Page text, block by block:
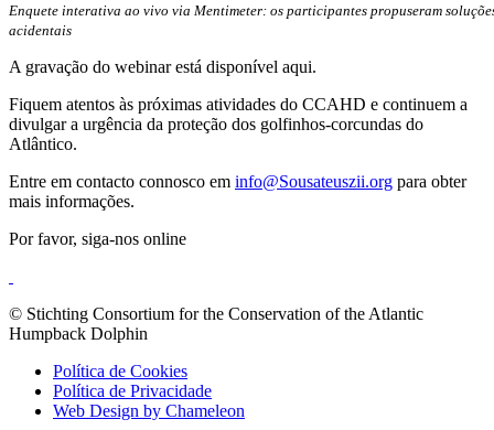
Enquete interativa ao vivo via Mentimeter: os participantes propuseram
acidentais
A gravação do webinar está disponível aqui.
Fiquem atentos às próximas atividades do CCAHD e continuem a
divulgar a urgência da proteção dos golfinhos-corcundas do
Atlântico.
Entre em contacto connosco em info@Sousateuszii.org para obter
mais informações.
Por favor, siga-nos online
© Stichting Consortium for the Conservation of the Atlantic
Humpback Dolphin
Política de Cookies
Política de Privacidade
Web Design by Chameleon